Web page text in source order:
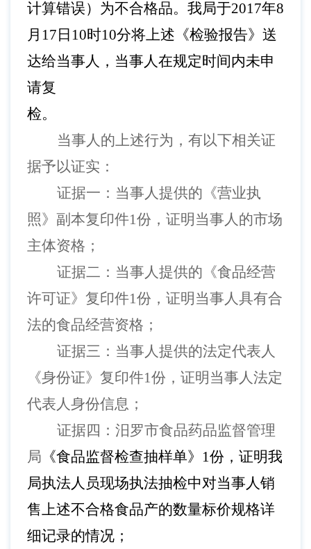
计算错误）为不合格品。我局于2017年8
月17日10时10分将上述《检验报告》送
达给当事人，当事人在规定时间内未申
请复
检。
当事人的上述行为，有以下相关证
据予以证实：
证据一：当事人提供的《营业执
照》副本复印件1份，证明当事人的市场
主体资格；
证据二：当事人提供的《食品经营
许可证》复印件1份，证明当事人具有合
法的食品经营资格；
证据三：当事人提供的法定代表人
《身份证》复印件1份，证明当事人法定
代表人身份信息；
证据四：汨罗市食品药品监督管理
局 《食品监督检查抽样单》 1份，证明我
局执法人员现场执法抽检中对当事人销
售上述不合格食品产的数量标价规格详
细记录的情况；